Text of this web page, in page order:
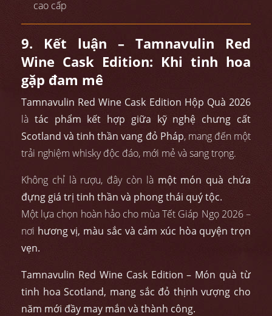
cao cấp
9. Kết luận – Tamnavulin Red
Wine Cask Edition: Khi tinh hoa
gặp đam mê
Tamnavulin Red Wine Cask Edition Hộp Quà 2026
là tác phẩm kết hợp giữa kỹ nghệ chưng cất
Scotland và tinh thần vang đỏ Pháp, mang đến một
trải nghiệm whisky độc đáo, mới mẻ và sang trọng.
Không chỉ là rượu, đây còn là một món quà chứa
đựng giá trị tinh thần và phong thái quý tộc.
Một lựa chọn hoàn hảo cho mùa Tết Giáp Ngọ 2026 –
nơi hương vị, màu sắc và cảm xúc hòa quyện trọn
vẹn.
Tamnavulin Red Wine Cask Edition – Món quà từ
tinh hoa Scotland, mang sắc đỏ thịnh vượng cho
năm mới đầy may mắn và thành công.